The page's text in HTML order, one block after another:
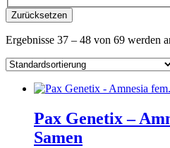
Zurücksetzen
Ergebnisse 37 – 48 von 69 werden
Pax Genetix –
Samen